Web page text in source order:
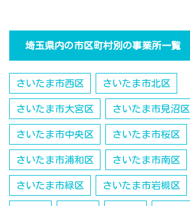
埼玉県内の市区町村別の事業所一覧
さいたま市西区 さいたま市北区
さいたま市大宮区 さいたま市見沼区
さいたま市中央区 さいたま市桜区
さいたま市浦和区 さいたま市南区
さいたま市緑区 さいたま市岩槻区